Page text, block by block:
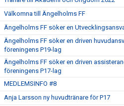
Välkomna till Ängelholms FF
Ängelholms FF söker en
Ängelholms FF söker en driven
föreningens P19-lag
Ängelholms FF söker en driven
föreningens P17-lag
MEDLEMSINFO #8
Anja Larsson ny huvudtränare för P17